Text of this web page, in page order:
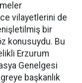
vilayetlerini de
bir
konusuydu. Bu
Erzurum
Genelgesi
başkanlık